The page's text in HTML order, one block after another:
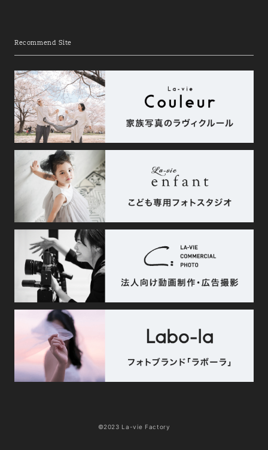
Recommend Site
©2023 La-vie Factory